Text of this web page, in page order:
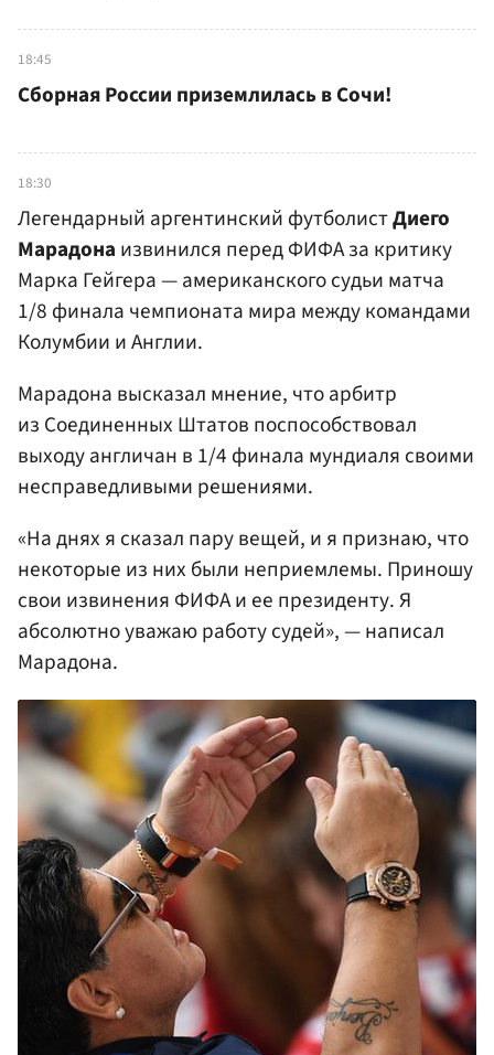
18:45
Сборная России приземлилась в Сочи!
18:30
Легендарный аргентинский футболистДиего
Марадона извинился перед ФИФА за критику
Марка Гейгера — американского судьи матча
1/8 финала чемпионата мира между командами
Колумбии и Англии.
Марадона высказал мнение, что арбитр
из Соединенных Штатов поспособствовал
выходу англичан в 1/4 финала мундиаля своими
несправедливыми решениями.
«На днях я сказал пару вещей, и я признаю, что
некоторые из них были неприемлемы. Приношу
свои извинения ФИФА и ее президенту. Я
абсолютно уважаю работу судей», — написал
Марадона.